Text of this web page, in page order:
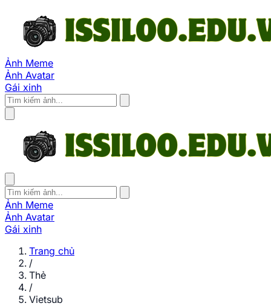
Ảnh Meme
Ảnh Avatar
Gái xinh
Ảnh Meme
Ảnh Avatar
Gái xinh
Trang chủ
/
Thẻ
/
Vietsub